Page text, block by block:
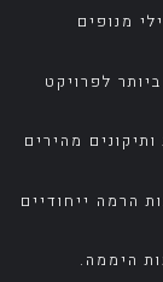
מנופים
לפרויקט
מהירים
הרמה ייחודיים
היממה.